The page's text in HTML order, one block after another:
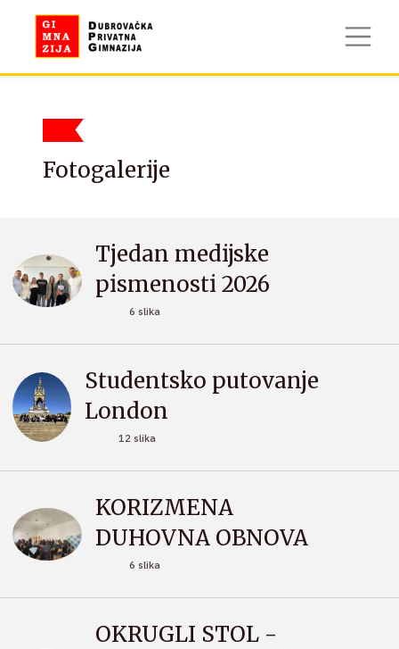
Fotogalerije
Tjedan medijske
pismenosti 2026
6 slika
Studentsko putovanje
London
12 slika
KORIZMENA
DUHOVNA OBNOVA
6 slika
OKRUGLI STOL -